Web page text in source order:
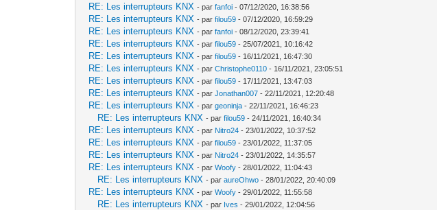
RE: Les interrupteurs KNX - parfanfoi - 07/12/2020, 16:38:56
RE: Les interrupteurs KNX - parfilou59 - 07/12/2020, 16:59:29
RE: Les interrupteurs KNX - parfanfoi - 08/12/2020, 23:39:41
RE: Les interrupteurs KNX - parfilou59 - 25/07/2021, 10:16:42
RE: Les interrupteurs KNX - parfilou59 - 16/11/2021, 16:47:30
RE: Les interrupteurs KNX - parChristophe0110 - 16/11/2021, 23:05:51
RE: Les interrupteurs KNX - parfilou59 - 17/11/2021, 13:47:03
RE: Les interrupteurs KNX - parJonathan007 - 22/11/2021, 12:20:48
RE: Les interrupteurs KNX - pargeoninja - 22/11/2021, 16:46:23
RE: Les interrupteurs KNX - parfilou59 - 24/11/2021, 16:40:34
RE: Les interrupteurs KNX - par Nitro24 - 23/01/2022, 10:37:52
RE: Les interrupteurs KNX - parfilou59 - 23/01/2022, 11:37:05
RE: Les interrupteurs KNX - par Nitro24 - 23/01/2022, 14:35:57
RE: Les interrupteurs KNX - parWoofy - 28/01/2022, 11:04:43
RE: Les interrupteurs KNX - paraureOhwo - 28/01/2022, 20:40:09
RE: Les interrupteurs KNX - parWoofy - 29/01/2022, 11:55:58
RE: Les interrupteurs KNX - par Ives - 29/01/2022, 12:04:56